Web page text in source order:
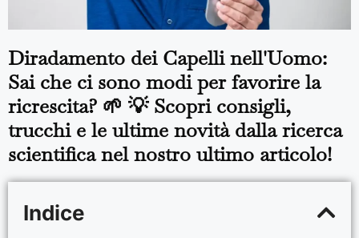
Diradamento dei Capelli nell'Uomo:
Sai che ci sono modi per favorire la
ricrescita? 🌱 💡 Scopri consigli,
trucchi e le ultime novità dalla ricerca
scientifica nel nostro ultimo articolo!
Indice